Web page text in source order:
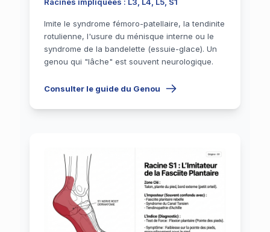
Racines impliquées : L3, L4, L5, S1
Imite le syndrome fémoro-patellaire, la tendinite
rotulienne, l'usure du ménisque interne ou le
syndrome de la bandelette (essuie-glace). Un
genou qui "lâche" est souvent neurologique.
Consulter le guide du Genou